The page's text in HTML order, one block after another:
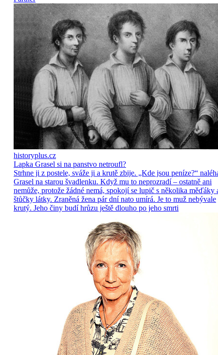
historyplus.cz
Lapka Grasel si na panstvo netroufl?
Strhne ji z postele, sváže ji a krutě zbije. „Kde jsou peníze?“
Grasel na starou švadlenku. Když mu to neprozradí – ostatně ani
nemůže, protože žádné nemá, spokojí se lupič s několika měďáky
štůčky látky. Zraněná žena pár dní nato umírá. Je to muž nebývale
krutý. Jeho činy budí hrůzu ještě dlouho po jeho smrti